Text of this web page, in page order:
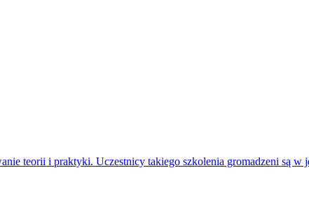
teorii i praktyki. Uczestnicy takiego szkolenia gromadzeni są